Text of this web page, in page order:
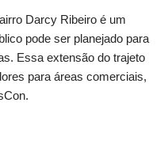
Darcy Ribeiro é um
pode ser planejado para
Essa extensão do trajeto
para áreas comerciais,